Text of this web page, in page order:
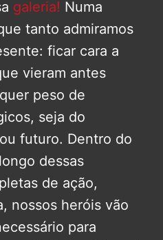
galeria! Numa
tanto admiramos
ficar cara a
vieram antes
peso de
seja do
futuro. Dentro do
dessas
de ação,
nossos heróis vão
para